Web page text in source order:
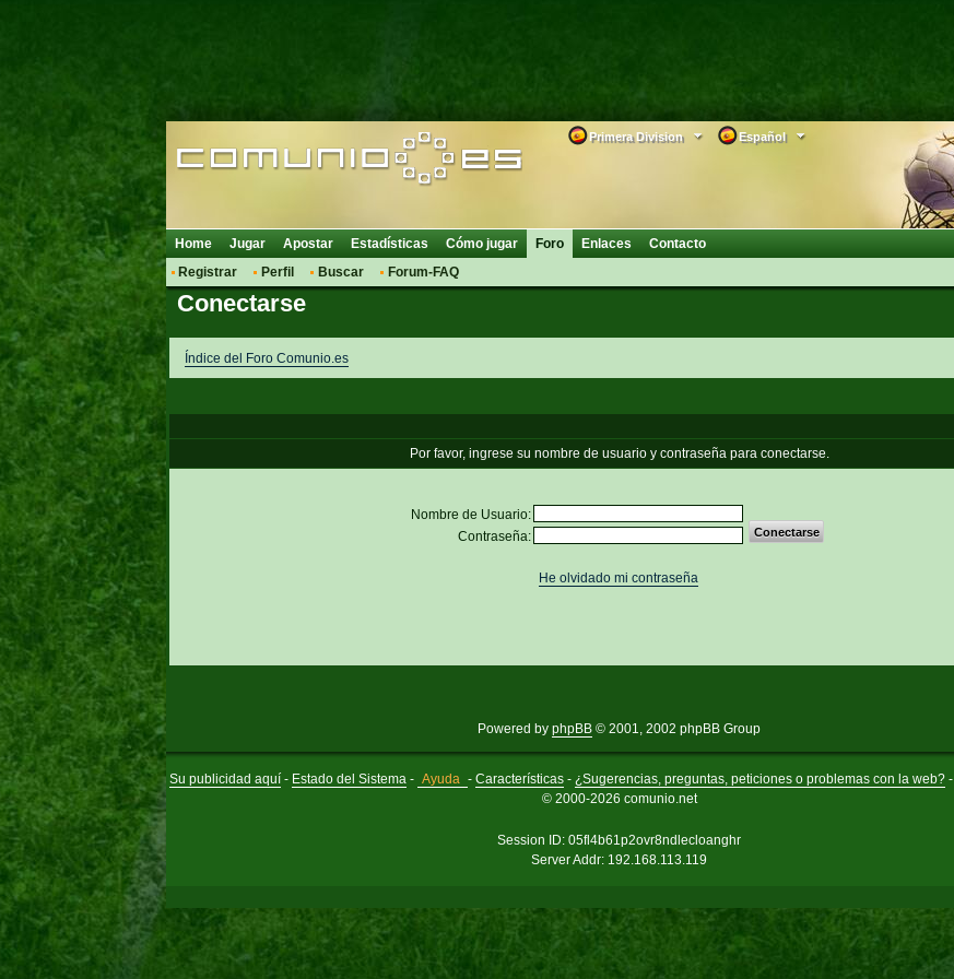
Español
Primera Division
Home Jugar Apostar Estadísticas Cómo jugar
Foro
Registrar
Perfil Buscar Forum-FAQ
Enlaces Contacto
Conectarse
Índice del Foro Comunio.es
Por favor, ingrese su nombre de usuario y contraseña para conectarse.
Nombre de Usuario:
Contraseña:
He olvidado mi contraseña
Powered by phpBB © 2001, 2002 phpBB Group
Su publicidad aquí - Estado del Sistema - Ayuda - Características- ¿Sugerencias, preguntas, peticiones o problemas con la web?-
© 2000-2026 comunio.net
Session ID: 05fl4b61p2ovr8ndlecloanghr
Server Addr: 192.168.113.119